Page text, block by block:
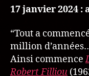
17 janvier 2024 :
“Tout a
million
Ainsi commence
Robert Filliou